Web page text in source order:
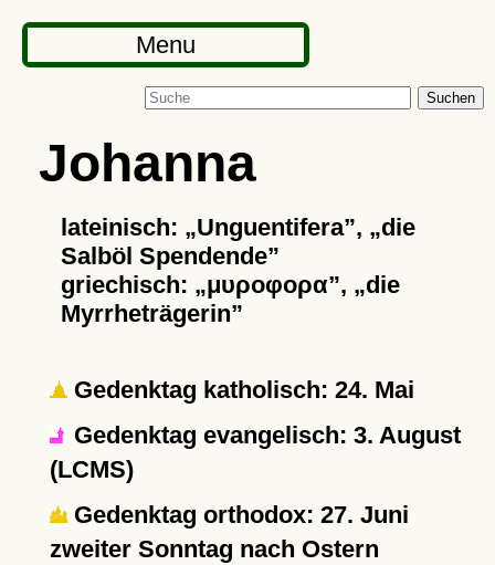
Menu
Suchen
Johanna
lateinisch: Unguentifera ,
die
Salböl Spendende
griechisch:
μυροφορα ,
die
Myrrheträgerin
Gedenktag katholisch: 24. Mai
Gedenktag evangelisch: 3. August
(LCMS)
Gedenktag orthodox: 27. Juni
zweiter Sonntag nach Ostern